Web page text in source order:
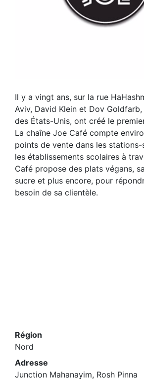
Il y a vingt ans, sur la rue
Aviv, David Klein et Dov
des États-Unis, ont créé le
La chaîne Joe Café compte
points de vente dans les
les établissements scolaires à
Café propose des plats végans,
sucre et plus encore, pour
besoin de sa clientèle.
Région
Nord
Adresse
Junction Mahanayim, Rosh Pinna